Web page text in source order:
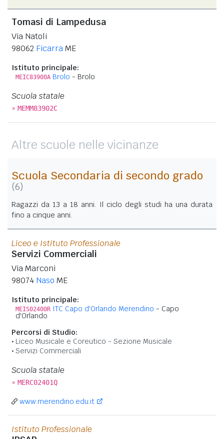
Tomasi di Lampedusa
Via Natoli
98062 FicarraME
Istituto principale:
MEIC83900A Brolo - Brolo
Scuola statale
» MEMM83902C
Altre scuole nelle vicinanze
Scuola Secondaria di secondo grado
(6)
Ragazzi da 13 a 18 anni. Il ciclo degli studi ha una durata
fino a cinque anni.
Liceo e Istituto Professionale
Servizi Commerciali
Via Marconi
98074 Naso ME
Istituto principale:
MEIS02400R ITC Capo d'Orlando Merendino - Capo
d'Orlando
Percorsi di Studio:
Liceo Musicale e Coreutico - Sezione Musicale
Servizi Commerciali
Scuola statale
» MERC02401Q
www.merendino.edu.it
Istituto Professionale